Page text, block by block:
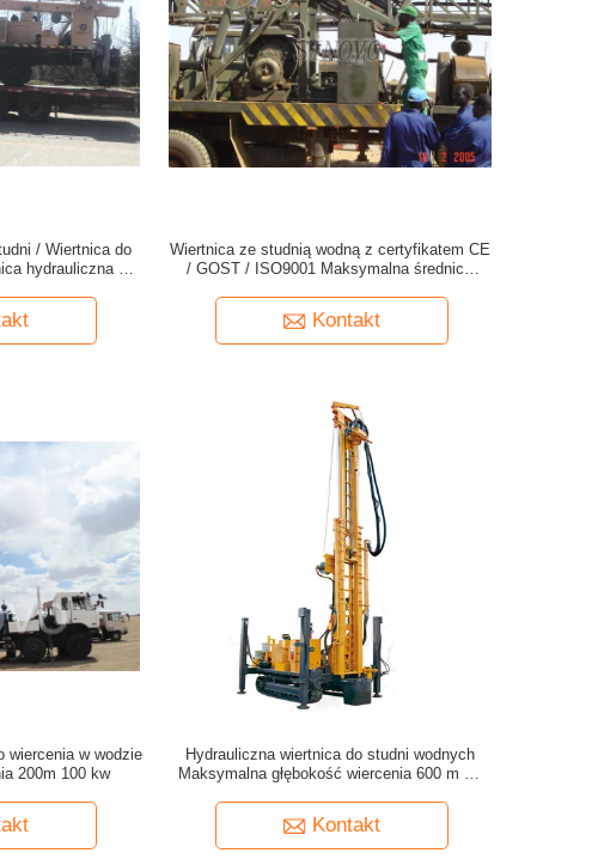
/ Wiertnica do
hydrauliczna /
Wiertnica ze studnią wodną z certyfikatem CE
/ GOST / ISO9001 Maksymalna średnica
Kontakt
wiercenia w wodzie
200m 100 kw
Hydrauliczna wiertnica do studni wodnych
Maksymalna głębokość wiercenia 600 m ze
Kontakt